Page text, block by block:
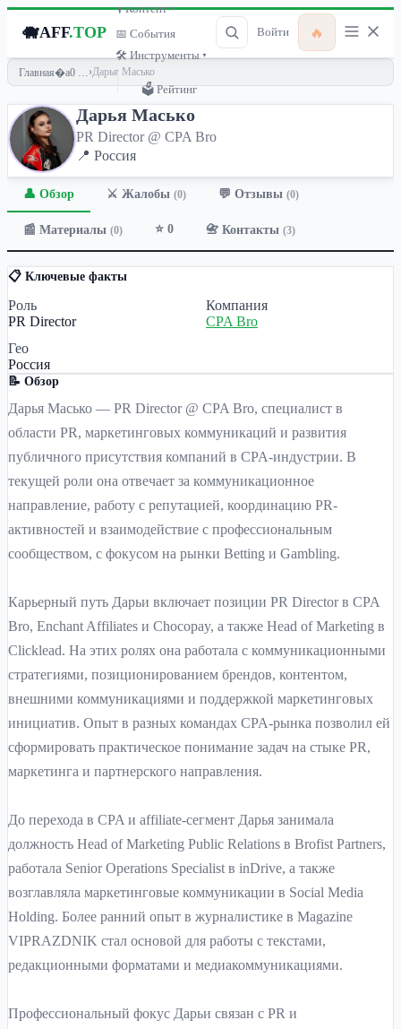
🐗AFF.TOP
🎙 Контент ▾
📅 События
🛠 Инструменты ▾
🗳 Рейтинг
Войти 🔥
Главная ›Дарья Масько
Дарья Масько
PR Director @ CPA Bro
📍 Россия
👤 Обзор ⚔️ Жалобы (0) 💬 Отзывы (0)
📰 Материалы (0) ⭐ 0 📇 Контакты (3)
📋 Ключевые факты
Роль
PR Director
Компания
CPA Bro
Гео
Россия
📝 Обзор
Дарья Масько — PR Director @ CPA Bro, специалист в
области PR, маркетинговых коммуникаций и развития
публичного присутствия компаний в CPA-индустрии. В
текущей роли она отвечает за коммуникационное
направление, работу с репутацией, координацию PR-
активностей и взаимодействие с профессиональным
сообществом, с фокусом на рынки Betting и Gambling.
Карьерный путь Дарьи включает позиции PR Director в CPA
Bro, Enchant Affiliates и Chocopay, а также Head of Marketing в
Clicklead. На этих ролях она работала с коммуникационными
стратегиями, позиционированием брендов, контентом,
внешними коммуникациями и поддержкой маркетинговых
инициатив. Опыт в разных командах CPA-рынка позволил ей
сформировать практическое понимание задач на стыке PR,
маркетинга и партнерского направления.
До перехода в CPA и affiliate-сегмент Дарья занимала
должность Head of Marketing Public Relations в Brofist Partners,
работала Senior Operations Specialist в inDrive, а также
возглавляла маркетинговые коммуникации в Social Media
Holding. Более ранний опыт в журналистике в Magazine
VIPRAZDNIK стал основой для работы с текстами,
редакционными форматами и медиакоммуникациями.
Профессиональный фокус Дарьи связан с PR и